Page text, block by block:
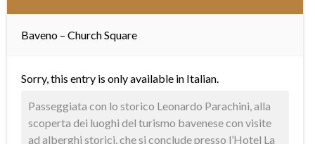
Baveno – Church Square
Sorry, this entry is only available in Italian.
Passeggiata con lo storico Leonardo Parachini, alla
scoperta dei luoghi del turismo bavenese con visite
ad alberghi storici, che si conclude presso l’Hotel La